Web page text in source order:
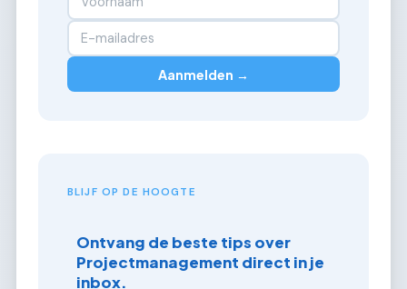
Aanmelden →
BLIJF OP DE HOOGTE
Ontvang de beste tips over
Projectmanagement direct in je
inbox.